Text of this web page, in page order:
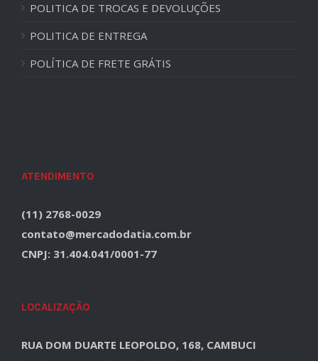
POLITICA DE TROCAS E DEVOLUÇÕES
POLITICA DE ENTREGA
POLÍTICA DE FRETE GRÁTIS
ATENDIMENTO
(11) 2768-0029
contato@mercadodatia.com.br
CNPJ: 31.404.041/0001-77
LOCALIZAÇÃO
RUA DOM DUARTE LEOPOLDO, 168, CAMBUCI